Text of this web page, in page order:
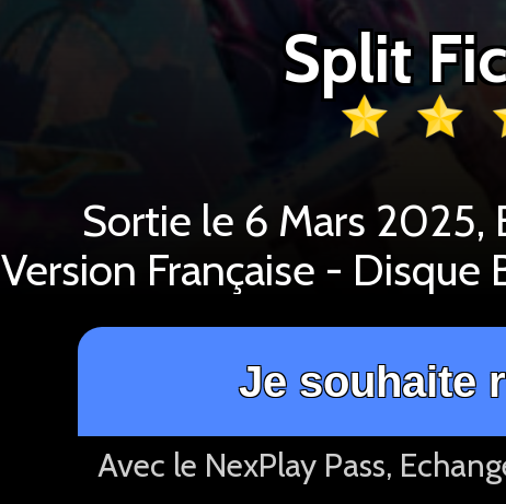
Split
Sortie le 6 Mars 2025,
Version Française -
Je souhaite
Avec le NexPlay Pass,